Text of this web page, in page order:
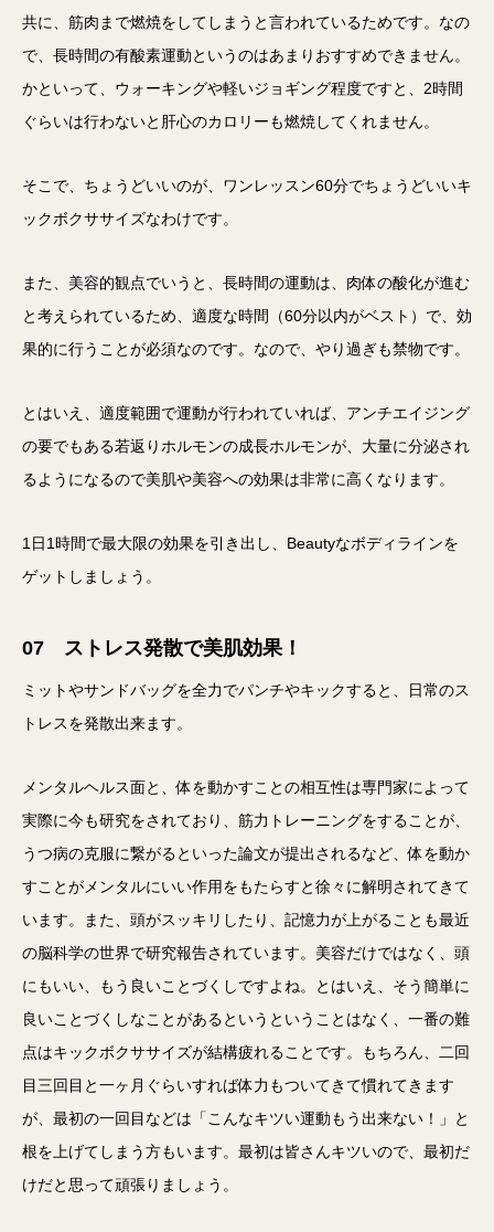
共に、筋肉まで燃焼をしてしまうと言われているためです。なの
で、長時間の有酸素運動というのはあまりおすすめできません。
かといって、ウォーキングや軽いジョギング程度ですと、2時間
ぐらいは行わないと肝心のカロリーも燃焼してくれません。
そこで、ちょうどいいのが、ワンレッスン60分でちょうどいいキ
ックボクササイズなわけです。
また、美容的観点でいうと、長時間の運動は、肉体の酸化が進む
と考えられているため、適度な時間（60分以内がベスト）で、効
果的に行うことが必須なのです。なので、やり過ぎも禁物です。
とはいえ、適度範囲で運動が行われていれば、アンチエイジング
の要でもある若返りホルモンの成長ホルモンが、大量に分泌され
るようになるので美肌や美容への効果は非常に高くなります。
1日1時間で最大限の効果を引き出し、Beautyなボディラインを
ゲットしましょう。
07 ストレス発散で美肌効果！
ミットやサンドバッグを全力でパンチやキックすると、日常のス
トレスを発散出来ます。
メンタルヘルス面と、体を動かすことの相互性は専門家によって
実際に今も研究をされており、筋力トレーニングをすることが、
うつ病の克服に繋がるといった論文が提出されるなど、体を動か
すことがメンタルにいい作用をもたらすと徐々に解明されてきて
います。また、頭がスッキリしたり、記憶力が上がることも最近
の脳科学の世界で研究報告されています。美容だけではなく、頭
にもいい、もう良いことづくしですよね。とはいえ、そう簡単に
良いことづくしなことがあるというということはなく、一番の難
点はキックボクササイズが結構疲れることです。もちろん、二回
目三回目と一ヶ月ぐらいすれば体力もついてきて慣れてきます
が、最初の一回目などは「こんなキツい運動もう出来ない！」と
根を上げてしまう方もいます。最初は皆さんキツいので、最初だ
けだと思って頑張りましょう。